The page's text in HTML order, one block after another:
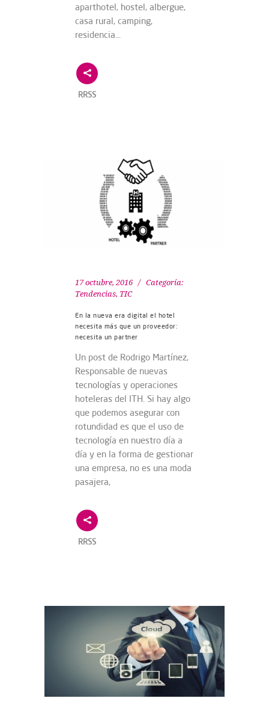
aparthotel, hostel, albergue,
casa rural, camping,
residencia…
RRSS
17 octubre, 2016
Categoría:
Tendencias, TIC
En la nueva era digital el hotel
necesita más que un proveedor:
necesita un partner
Un post de Rodrigo Martínez,
Responsable de nuevas
tecnologías y operaciones
hoteleras del ITH. Si hay algo
que podemos asegurar con
rotundidad es que el uso de
tecnología en nuestro día a
día y en la forma de gestionar
una empresa, no es una moda
pasajera,
RRSS